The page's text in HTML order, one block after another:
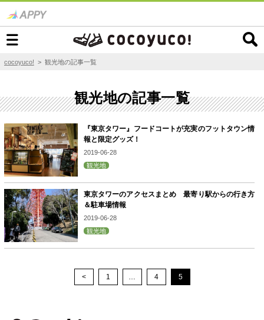
cocoyuco! > 観光地の記事一覧
観光地の記事一覧
『東京タワー』フードコートが充実のフットタウン情
報と限定グッズ！
2019-06-28
観光地
東京タワーのアクセスまとめ 最寄り駅からの行き方
＆駐車場情報
2019-06-28
観光地
< 1 … 4 5